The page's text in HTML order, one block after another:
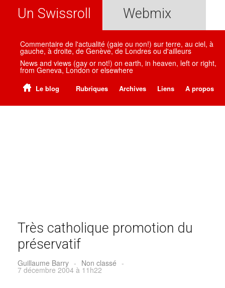
Un Swissroll Webmix
Commentaire de l'actualité (gaie ou non!) sur terre, au ciel, à
gauche, à droite, de Genève, de Londres ou d'ailleurs
News and views (gay or not!) on earth, in heaven, left or right,
from Geneva, London or elsewhere
Le blog Rubriques Archives Liens A propos
Très catholique promotion du
préservatif
Guillaume Barry - Non classé -
7 décembre 2004 à 11h22